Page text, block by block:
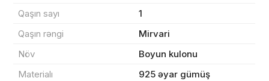
Qaşın sayı
1
Qaşın rəngi
Mirvari
Növ
Boyun kulonu
Materialı
925 əyar gümüş
Sifarişin detalları